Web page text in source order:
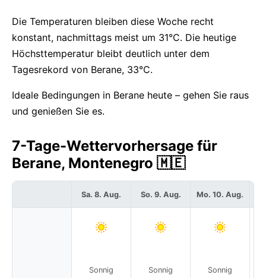
Die Temperaturen bleiben diese Woche recht
konstant, nachmittags meist um 31°C. Die heutige
Höchsttemperatur bleibt deutlich unter dem
Tagesrekord von Berane, 33°C.
Ideale Bedingungen in Berane heute – gehen Sie raus
und genießen Sie es.
7-Tage-Wettervorhersage für
Berane, Montenegro 🇲🇪
Sa. 8. Aug.
Sonnig
So. 9. Aug.
Sonnig
Mo. 10. Aug.
Sonnig